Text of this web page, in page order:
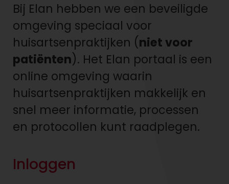
Bij Elan hebben we een beveiligde
omgeving speciaal voor
huisartsenpraktijken (niet voor
patiënten). Het Elan portaal is een
online omgeving waarin
huisartsenpraktijken makkelijk en
snel meer informatie, processen
en protocollen kunt raadplegen.
Inloggen